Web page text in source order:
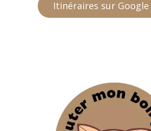
Itinéraires sur Google